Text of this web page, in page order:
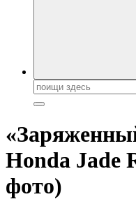
Поиск:
Honda Jade
фото)